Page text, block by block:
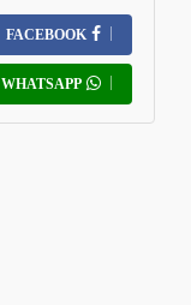
FACEBOOK
WHATSAPP